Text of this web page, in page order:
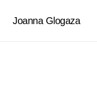
Joanna Glogaza